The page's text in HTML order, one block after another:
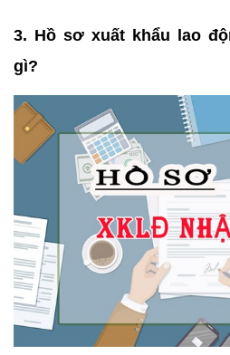
3. Hồ sơ xuất khẩu lao
gì?